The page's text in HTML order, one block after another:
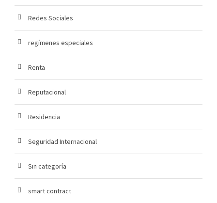
Redes Sociales
regímenes especiales
Renta
Reputacional
Residencia
Seguridad Internacional
Sin categoría
smart contract